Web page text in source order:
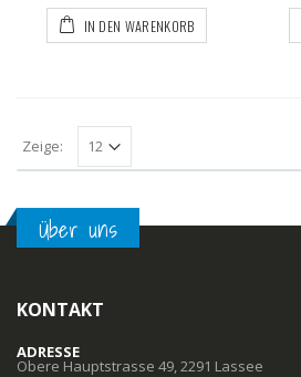
IN DEN WARENKORB
Zeige:
Über uns
KONTAKT
ADRESSE
Obere Hauptstrasse 49, 2291 Lassee